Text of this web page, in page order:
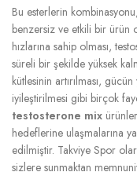
Bu esterlerin
benzersiz ve etkili bir ürün
hızlarına sahip olması,
süreli bir şekilde yüksek
kütlesinin artırılması,
iyileştirilmesi gibi birçok
testosterone mix
hedeflerine ulaşmalarına
edilmiştir. Takviye Spor
sizlere sunmaktan